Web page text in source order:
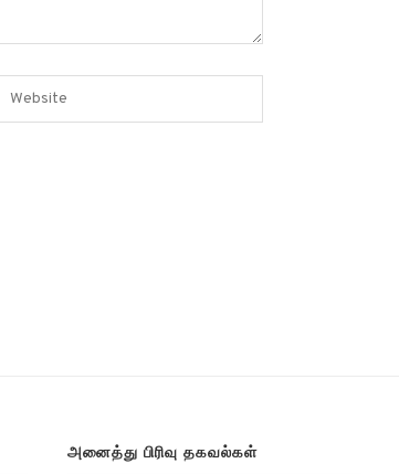
அனைத்து பிரிவு தகவல்கள்